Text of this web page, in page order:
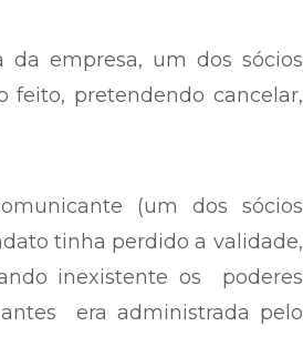
empresa, um dos sócios
feito, pretendendo cancelar,
(um dos sócios
tinha perdido a validade,
inexistente os poderes
era administrada pelo